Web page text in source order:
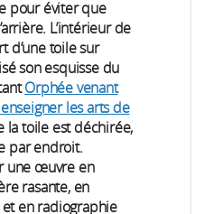
pour éviter que
L’intérieur de
d’une toile sur
son esquisse du
Orphée venant
les arts de
la toile est déchirée,
par endroit.
une œuvre en
rasante, en
en radiographie